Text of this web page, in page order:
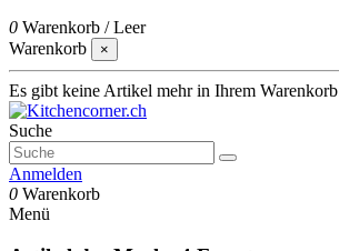
0 Warenkorb /Leer
Warenkorb
×
Es gibt keine Artikel mehr in Ihrem Warenkorb
Suche
Anmelden
0 Warenkorb
Menü